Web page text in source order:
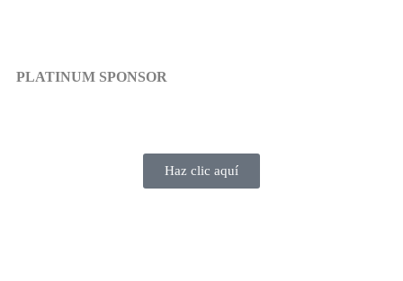
PLATINUM SPONSOR
Haz clic aquí